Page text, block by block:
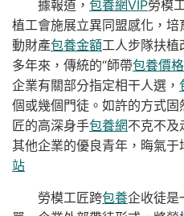
據報道， 包養網VIP勞模
植工會施展立異同盟感化，培
動財產包養金額工人步隊扶植
多年來，傳統的“師帶包養價格
企業有關部分指定相干人選，
個或幾個門徒。如許的方式
匠的高深身手包養網不克不及
其他企業的優良青年，晦氣于
站
勞模工匠跨包養企收徒是